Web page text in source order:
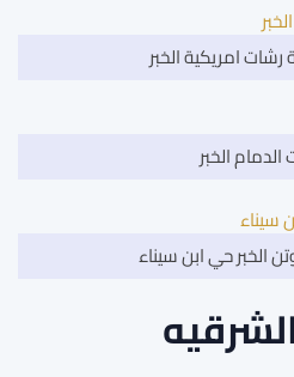
رشات امريكية الخبر
الدمام الخبر
الخبر حي ابن سيناء